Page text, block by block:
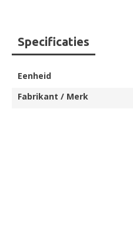
Ga
naar
het
begin
van
de
Specificaties
Eenheid
Fabrikant / Merk